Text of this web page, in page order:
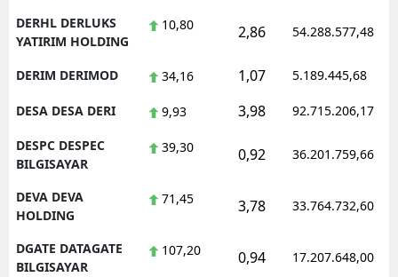
DERHL DERLUKS
YATIRIM HOLDING
10,80 2,86 54.288.577,48
DERIM DERIMOD 34,16 1,07 5.189.445,68
DESA DESA DERI 9,93 3,98 92.715.206,17
DESPC DESPEC
BILGISAYAR
39,30 0,92 36.201.759,66
DEVA DEVA
HOLDING
71,45 3,78 33.764.732,60
DGATE DATAGATE
BILGISAYAR
107,20 0,94 17.207.648,00